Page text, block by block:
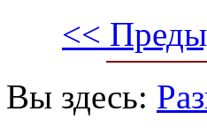
<<
Вы здесь: